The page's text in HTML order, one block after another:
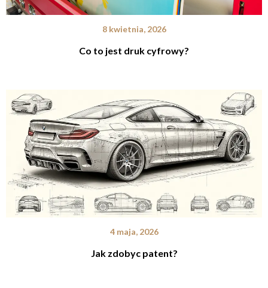
8 kwietnia, 2026
Co to jest druk cyfrowy?
4 maja, 2026
Jak zdobyc patent?